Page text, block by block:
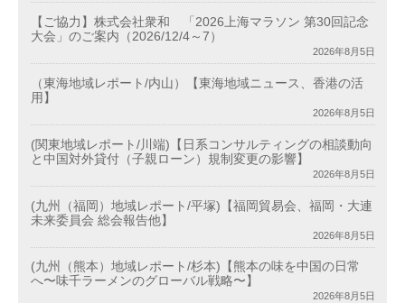
【ご協力】株式会社衆和 「2026上海マラソン 第30回記念
大会」のご案内（2026/12/4～7）
2026年8月5日
（東海地域レポート/内山）【東海地域ニュース、香港の活
用】
2026年8月5日
(関東地域レポート/川端)【日系コンサルティングの相談動向
と中国対外貸付（子親ローン）規制変更の影響】
2026年8月5日
(九州（福岡）地域レポート/平塚)【福岡貿易会、福岡・大連
未来委員会 総会報告他】
2026年8月5日
(九州（熊本）地域レポート/杉本)【熊本の味を中国の日常
へ〜味千ラーメンのグローバル戦略〜】
2026年8月5日